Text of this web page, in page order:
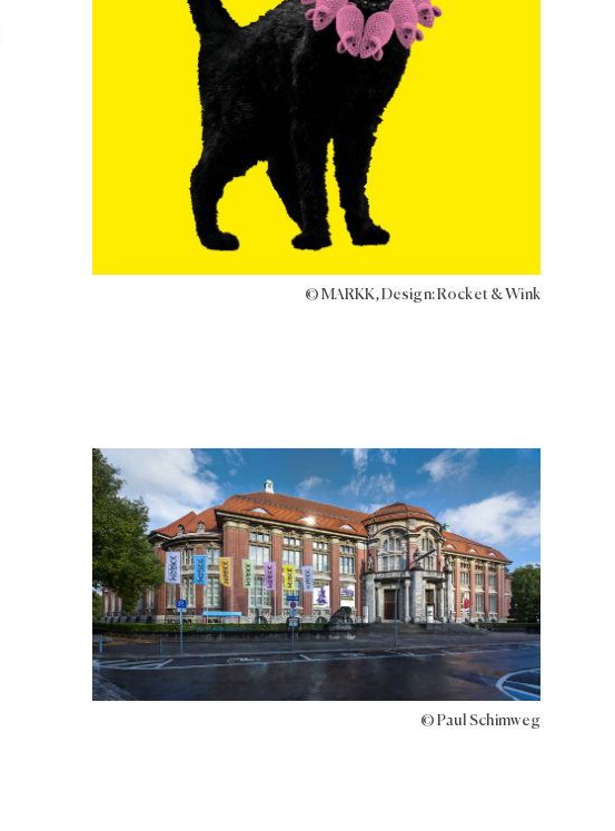
© MARKK, Design: Rocket & Wink
© Paul Schimweg